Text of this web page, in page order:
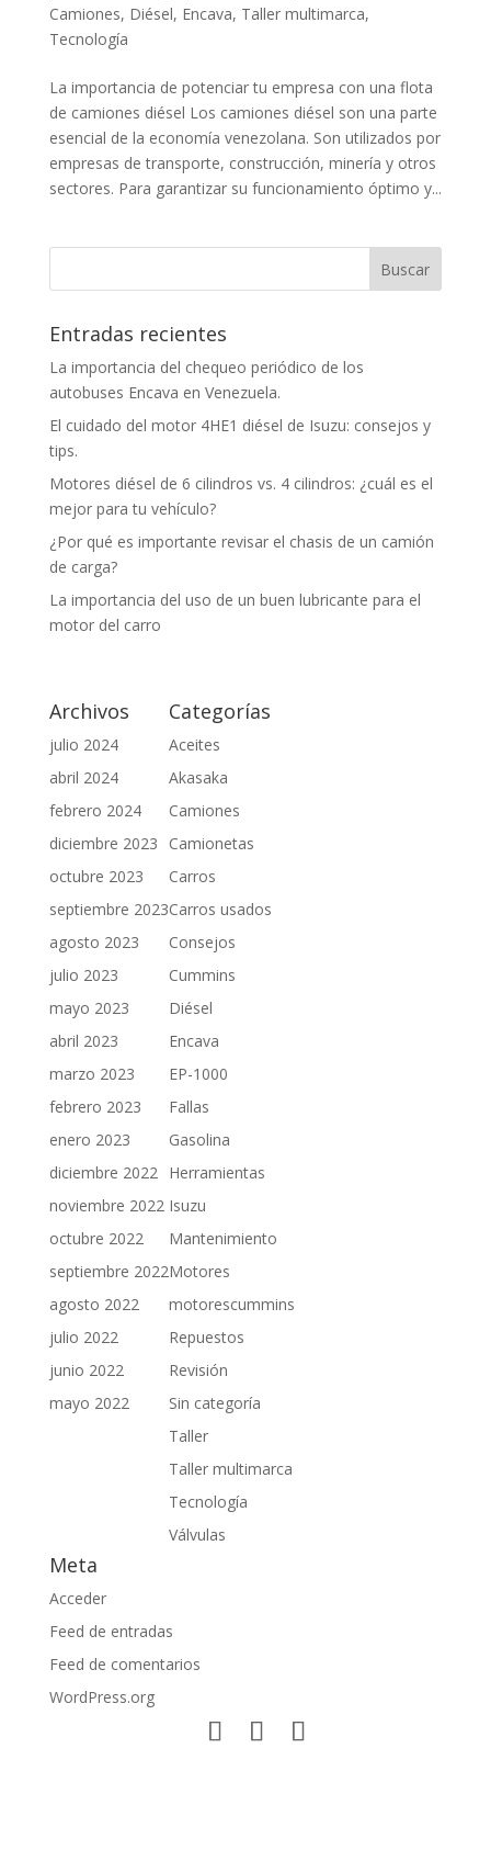
Camiones, Diésel, Encava, Taller multimarca,
Tecnología
La importancia de potenciar tu empresa con una flota
de camiones diésel Los camiones diésel son una parte
esencial de la economía venezolana. Son utilizados por
empresas de transporte, construcción, minería y otros
sectores. Para garantizar su funcionamiento óptimo y...
Entradas recientes
La importancia del chequeo periódico de los
autobuses Encava en Venezuela.
El cuidado del motor 4HE1 diésel de Isuzu: consejos y
tips.
Motores diésel de 6 cilindros vs. 4 cilindros: ¿cuál es el
mejor para tu vehículo?
¿Por qué es importante revisar el chasis de un camión
de carga?
La importancia del uso de un buen lubricante para el
motor del carro
Archivos
julio 2024
abril 2024
febrero 2024
diciembre 2023
octubre 2023
septiembre 2023
agosto 2023
julio 2023
mayo 2023
abril 2023
marzo 2023
febrero 2023
enero 2023
diciembre 2022
noviembre 2022
octubre 2022
septiembre 2022
agosto 2022
julio 2022
junio 2022
mayo 2022
Categorías
Aceites
Akasaka
Camiones
Camionetas
Carros
Carros usados
Consejos
Cummins
Diésel
Encava
EP-1000
Fallas
Gasolina
Herramientas
Isuzu
Mantenimiento
Motores
motorescummins
Repuestos
Revisión
Sin categoría
Taller
Taller multimarca
Tecnología
Válvulas
Meta
Acceder
Feed de entradas
Feed de comentarios
WordPress.org